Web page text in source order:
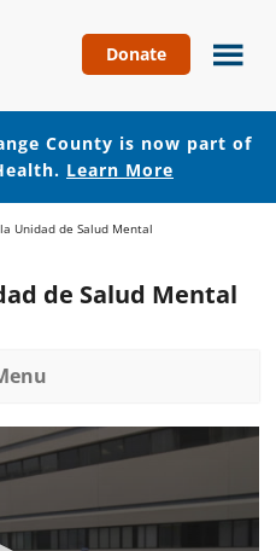
Donate
County is now part of
Learn More
Unidad de Salud Mental
de Salud Mental